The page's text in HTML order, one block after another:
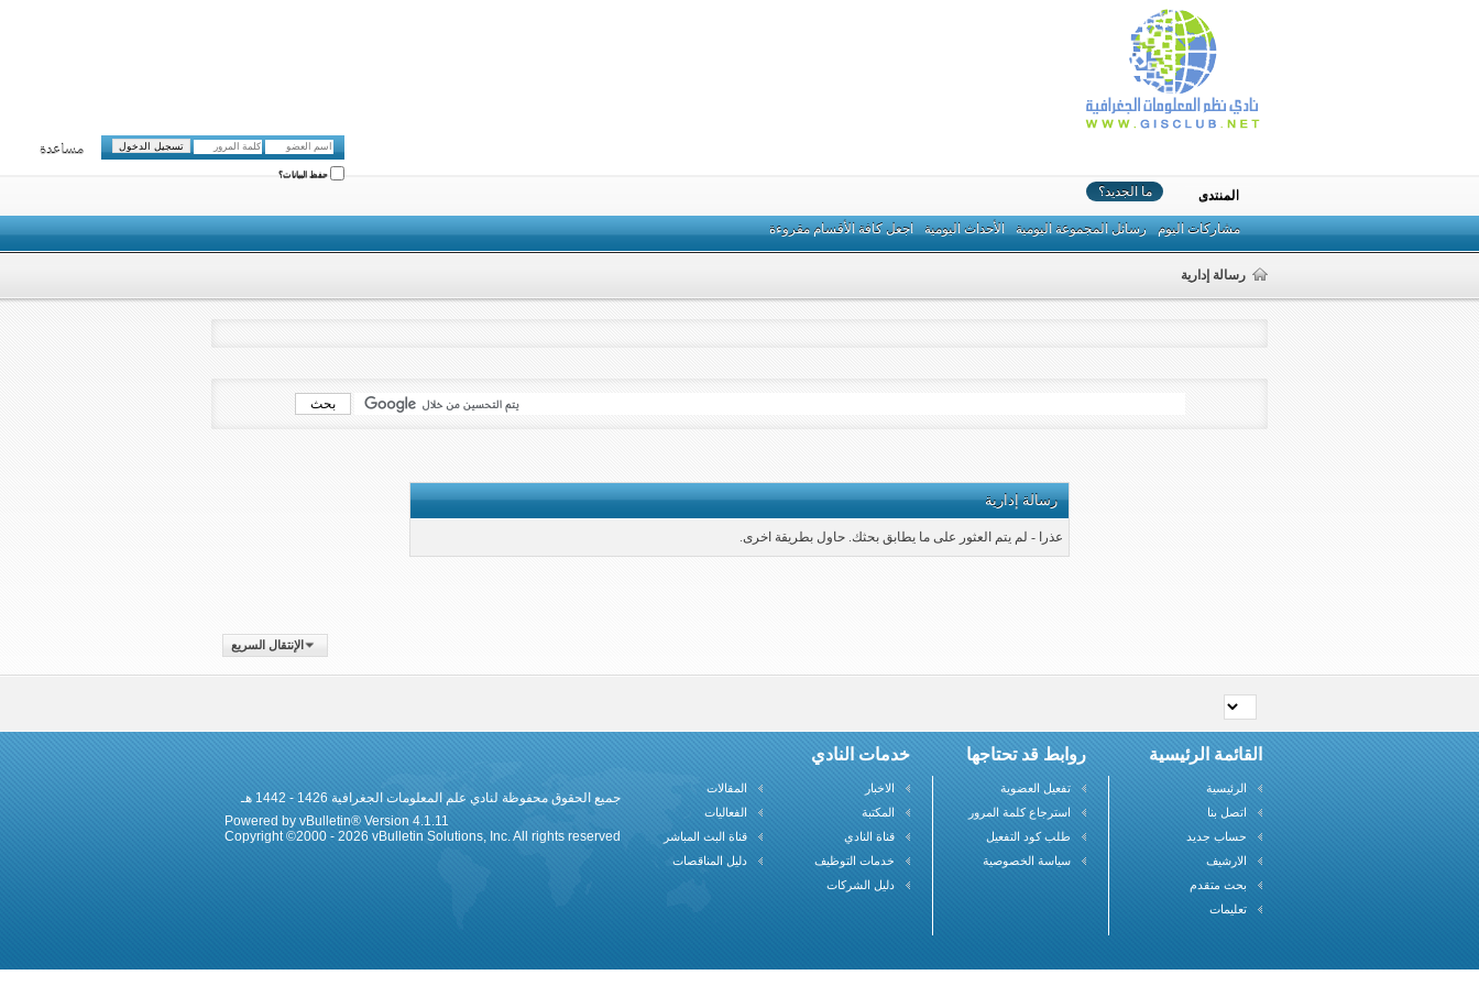
مساعدة
حفظ البيانات؟
المنتدى ما الجديد؟
مشاركات اليوم رسائل المجموعة اليومية الأحداث اليومية اجعل كافة الأقسام مقروءة
رسالة إدارية
رسالة إدارية
عذرا - لم يتم العثور على ما يطابق بحثك. حاول بطريقة اخرى.
الإنتقال السريع
جميع الحقوق محفوظة لنادي علم المعلومات الجغرافية 1426 - 1442 هـ
Powered by vBulletin® Version 4.1.11
Copyright ©2000 - 2026 vBulletin Solutions, Inc. All rights reserved
القائمة الرئيسية
الرئيسية
اتصل بنا
حساب جديد
الارشيف
بحث متقدم
تعليمات
روابط قد تحتاجها
تفعيل العضوية
استرجاع كلمة المرور
طلب كود التفعيل
سياسة الخصوصية
خدمات النادي
الاخبار
المقالات
المكتبة
الفعاليات
قناة النادي
قناة البث المباشر
خدمات التوظيف
دليل المناقصات
دليل الشركات